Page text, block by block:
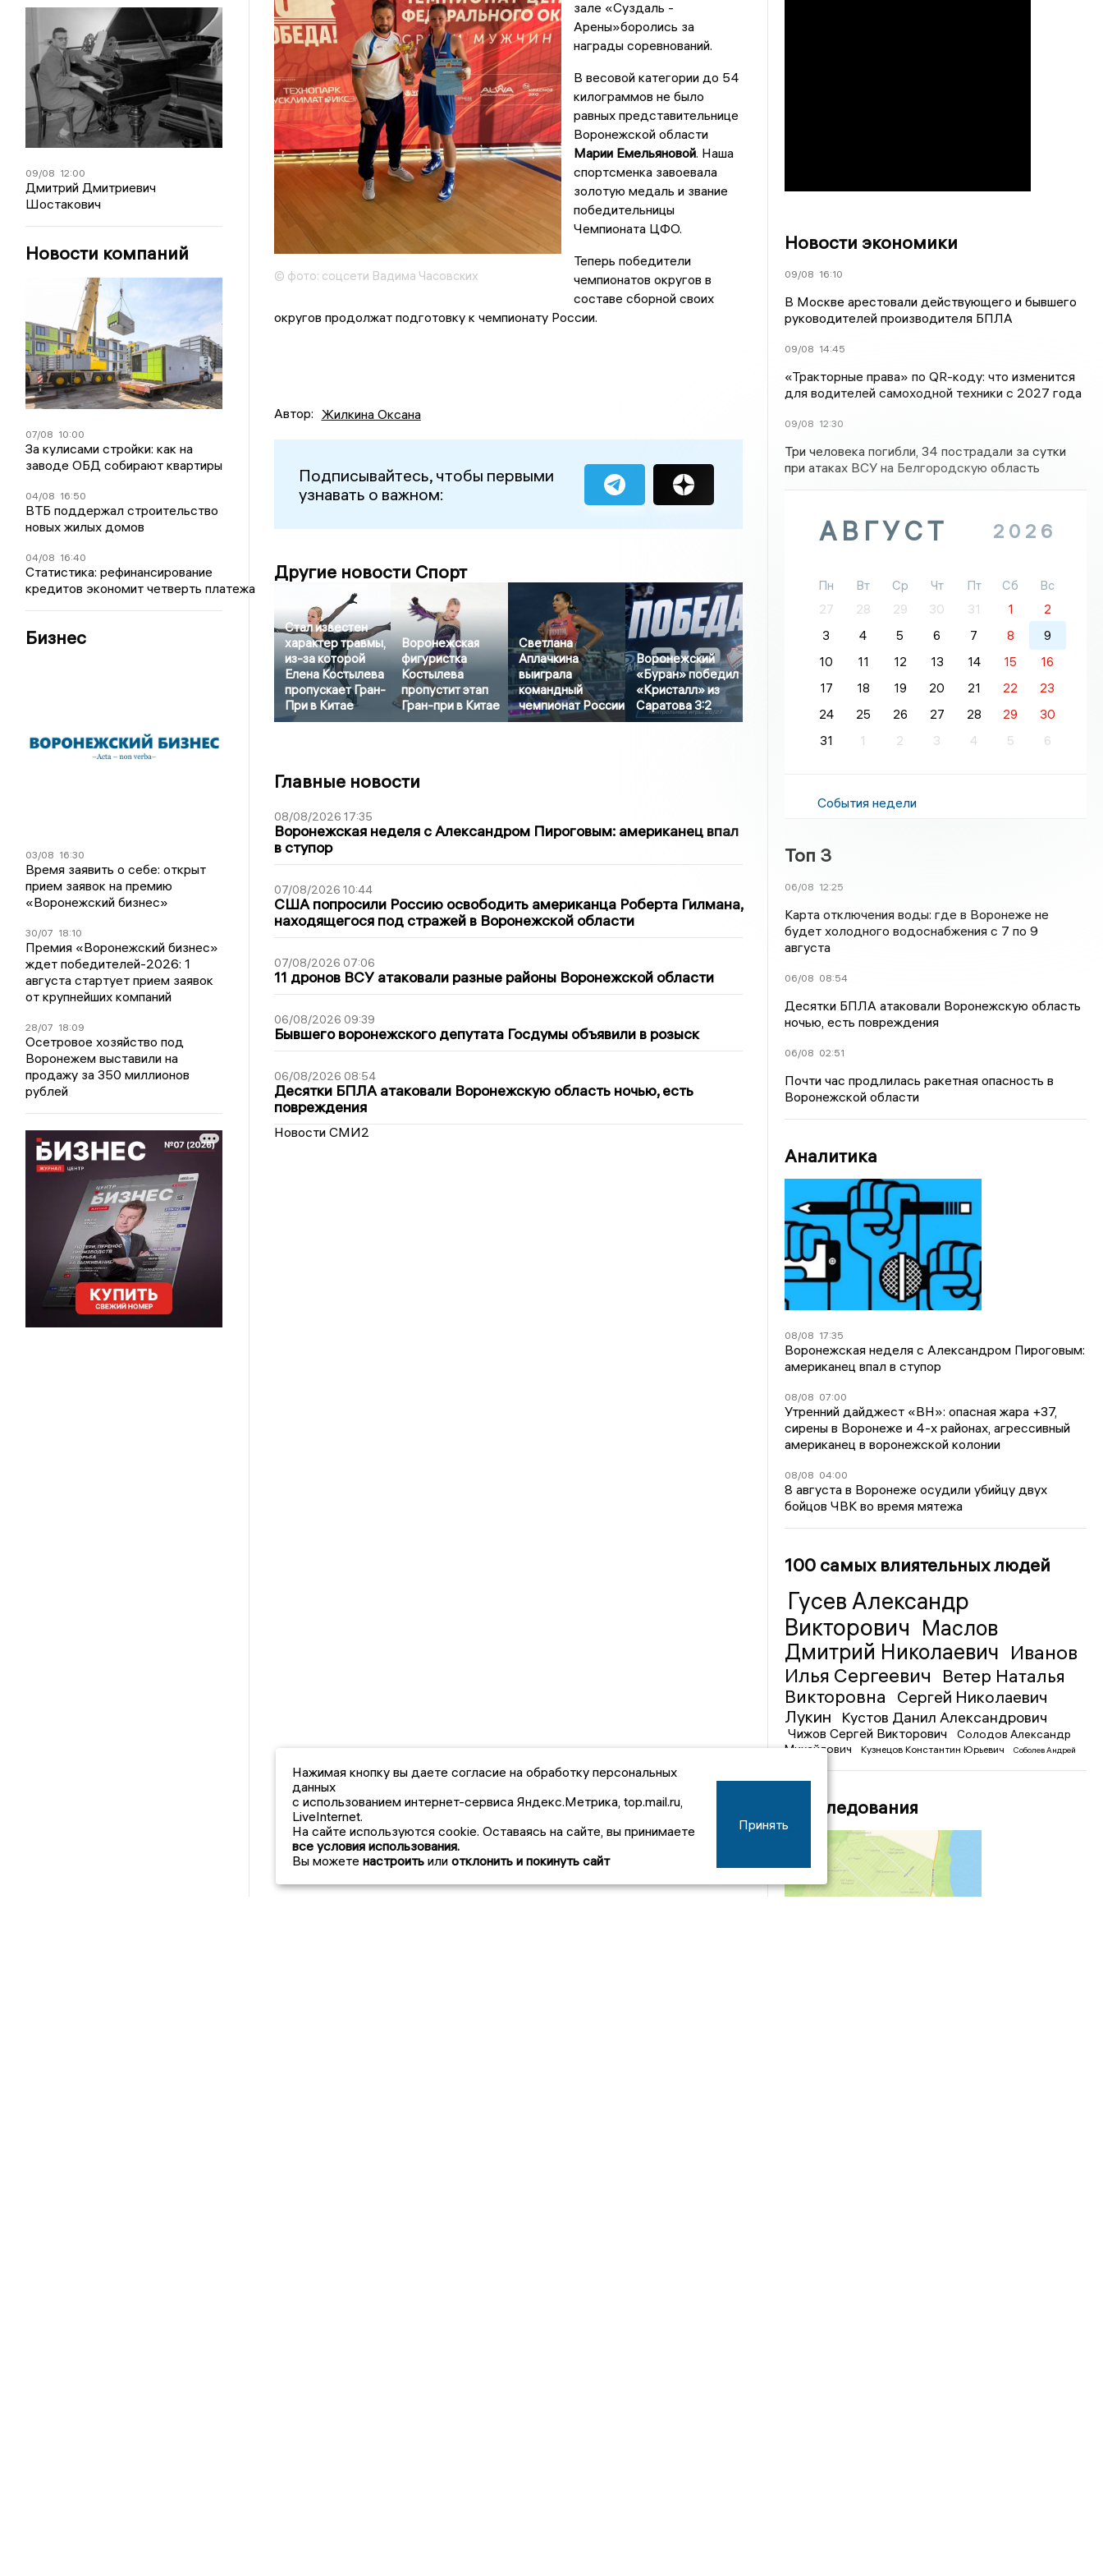
09/08 12:00
Дмитрий Дмитриевич
Шостакович
Новости компаний
07/08 10:00
За кулисами стройки: как на
заводе ОБД собирают квартиры
04/08 16:50
ВТБ поддержал строительство
новых жилых домов
04/08 16:40
Статистика: рефинансирование
кредитов экономит четверть платежа
Бизнес
03/08 16:30
Время заявить о себе: открыт
прием заявок на премию
«Воронежский бизнес»
30/07 18:10
Премия «Воронежский бизнес»
ждет победителей-2026: 1
августа стартует прием заявок
от крупнейших компаний
28/07 18:09
Осетровое хозяйство под
Воронежем выставили на
продажу за 350 миллионов
рублей
© фото: соцсети Вадима Часовских
зале «Суздаль -
Арены»боролись за
награды соревнований.
В весовой категории до 54
килограммов не было
равных представительнице
Воронежской области
Марии Емельяновой. Наша
спортсменка завоевала
золотую медаль и звание
победительницы
Чемпионата ЦФО.
Теперь победители
чемпионатов округов в
составе сборной своих
округов продолжат подготовку к чемпионату России.
Автор: Жилкина Оксана
Подписывайтесь, чтобы первыми
узнавать о важном:
Другие новости Спорт
Стал известен
характер травмы,
из-за которой
Елена Костылева
пропускает Гран-
При в Китае
Воронежская
фигуристка
Костылева
пропустит этап
Гран-при в Китае
Светлана
Аплачкина
выиграла
командный
чемпионат России
Воронежский
«Буран» победил
«Кристалл» из
Саратова 3:2
Главные новости
08/08/2026 17:35
Воронежская неделя с Александром Пироговым: американец впал
в ступор
07/08/2026 10:44
США попросили Россию освободить американца Роберта Гилмана,
находящегося под стражей в Воронежской области
07/08/2026 07:06
11 дронов ВСУ атаковали разные районы Воронежской области
06/08/2026 09:39
Бывшего воронежского депутата Госдумы объявили в розыск
06/08/2026 08:54
Десятки БПЛА атаковали Воронежскую область ночью, есть
повреждения
Новости СМИ2
Новости экономики
09/08 16:10
В Москве арестовали действующего и бывшего
руководителей производителя БПЛА
09/08 14:45
«Тракторные права» по QR-коду: что изменится
для водителей самоходной техники с 2027 года
09/08 12:30
Три человека погибли, 34 пострадали за сутки
при атаках ВСУ на Белгородскую область
АВГУСТ 2026
Пн Вт Ср Чт Пт Сб
Вс
27
28 29 30 31 1
2
3
4 5 6 7 8
9
10
11 12 13 14 15
16
17
18 19 20 21 22
23
24
25 26 27 28 29
30
31
1 2 3 4 5 6
События недели
Топ 3
06/08 12:25
Карта отключения воды: где в Воронеже не
будет холодного водоснабжения с 7 по 9
августа
06/08 08:54
Десятки БПЛА атаковали Воронежскую область
ночью, есть повреждения
06/08 02:51
Почти час продлилась ракетная опасность в
Воронежской области
Аналитика
08/08 17:35
Воронежская неделя с Александром Пироговым:
американец впал в ступор
08/08 07:00
Утренний дайджест «ВН»: опасная жара +37,
сирены в Воронеже и 4-х районах, агрессивный
американец в воронежской колонии
08/08 04:00
8 августа в Воронеже осудили убийцу двух
бойцов ЧВК во время мятежа
100 самых влиятельных людей
Гусев Александр
Викторович Маслов
Дмитрий Николаевич Иванов
Илья Сергеевич
Ветер Наталья
Викторовна
Сергей Николаевич
Лукин
Кустов Данил Александрович
Чижов Сергей Викторович
Солодов Александр
Михайлович
Кузнецов Константин Юрьевич
Соболев Андрей
Расследования
Нажимая кнопку вы даете согласие на обработку персональных
данных
с использованием интернет-сервиса Яндекс.Метрика, top.mail.ru,
LiveInternet.
На сайте используются cookie. Оставаясь на сайте, вы принимаете
все условия использования.
Вы можете настроить или отклонить и покинуть сайт
Принять